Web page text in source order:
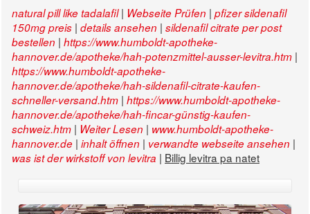
natural pill like tadalafil| Webseite Prüfen | pfizer sildenafil
150mg preis | details ansehen | sildenafil citrate per post
bestellen | https://www.humboldt-apotheke-
hannover.de/apotheke/hah-potenzmittel-ausser-levitra.htm |
https://www.humboldt-apotheke-
hannover.de/apotheke/hah-sildenafil-citrate-kaufen-
schneller-versand.htm | https://www.humboldt-apotheke-
hannover.de/apotheke/hah-fincar-günstig-kaufen-
schweiz.htm | Weiter Lesen | www.humboldt-apotheke-
hannover.de | inhalt öffnen | verwandte webseite ansehen |
was ist der wirkstoff von levitra | Billig levitra pa natet